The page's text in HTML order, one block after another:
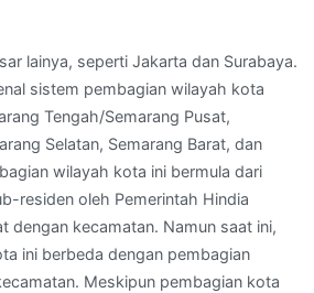
lainya, seperti Jakarta dan Surabaya.
sistem pembagian wilayah kota
Tengah/Semarang Pusat,
Selatan, Semarang Barat, dan
wilayah kota ini bermula dari
residen oleh Pemerintah Hindia
dengan kecamatan. Namun saat ini,
ini berbeda dengan pembagian
Meskipun pembagian kota